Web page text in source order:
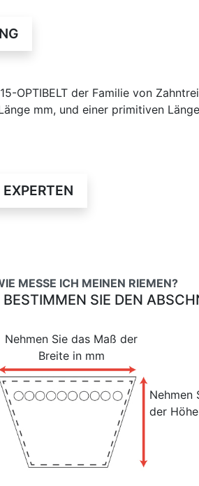
OPTIBELT der Familie von
mm, und einer primitiven
MESSE ICH MEINEN RIEMEN?
BESTIMMEN SIE DEN
Nehmen Sie das Maß der
Breite in mm
Nehmen
der